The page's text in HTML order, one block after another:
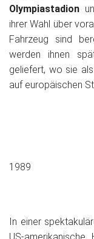
Olympiastadion
ihrer Wahl über
Fahrzeug sind
werden ihnen
geliefert, wo sie
auf europäischen
1989
In einer